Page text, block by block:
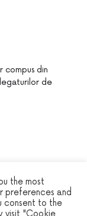
compus din
de
the most
preferences and
consent to the
visit "Cookie